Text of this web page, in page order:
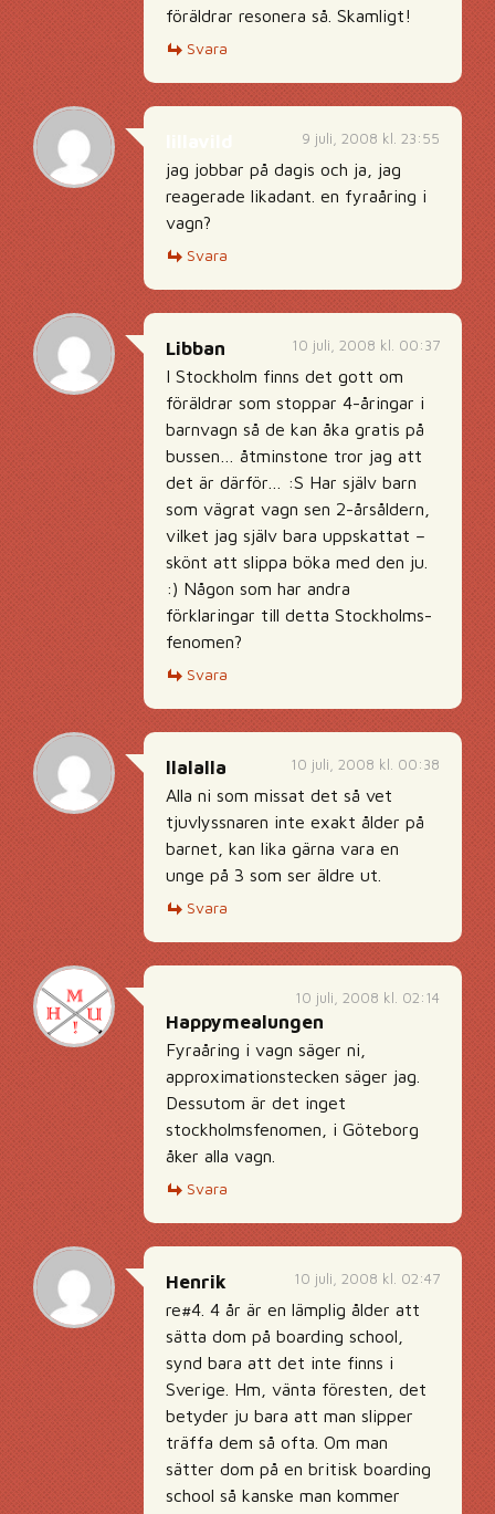
föräldrar resonera så. Skamligt!
Svara
9 juli, 2008 kl. 23:55
jag jobbar på dagis och ja, jag
reagerade likadant. en fyraåring i
vagn?
Svara
10 juli, 2008 kl. 00:37
Libban
I Stockholm finns det gott om
föräldrar som stoppar 4-åringar i
barnvagn så de kan åka gratis på
bussen… åtminstone tror jag att
det är därför… :S Har själv barn
som vägrat vagn sen 2-årsåldern,
vilket jag själv bara uppskattat –
skönt att slippa böka med den ju.
:) Någon som har andra
förklaringar till detta Stockholms-
fenomen?
Svara
10 juli, 2008 kl. 00:38
llalalla
Alla ni som missat det så vet
tjuvlyssnaren inte exakt ålder på
barnet, kan lika gärna vara en
unge på 3 som ser äldre ut.
Svara
10 juli, 2008 kl. 02:14
Happymealungen
Fyraåring i vagn säger ni,
approximationstecken säger jag.
Dessutom är det inget
stockholmsfenomen, i Göteborg
åker alla vagn.
Svara
10 juli, 2008 kl. 02:47
Henrik
re#4. 4 år är en lämplig ålder att
sätta dom på boarding school,
synd bara att det inte finns i
Sverige. Hm, vänta föresten, det
betyder ju bara att man slipper
träffa dem så ofta. Om man
sätter dom på en britisk boarding
school så kanske man kommer